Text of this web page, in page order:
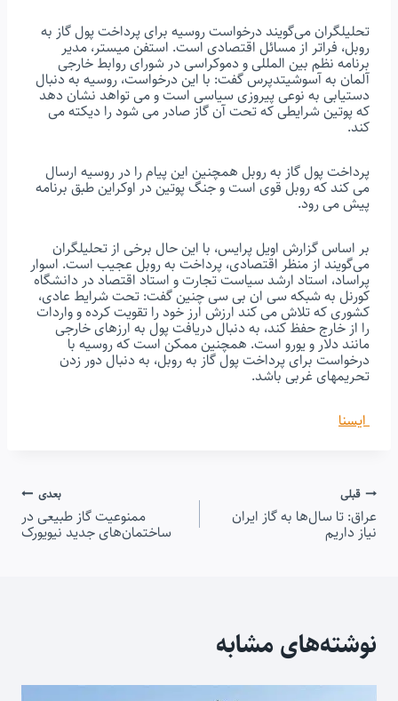
تحلیلگران می‌گویند درخواست روسیه برای پرداخت پول گاز به
روبل، فراتر از مسائل اقتصادی است. استفن میستر، مدیر
برنامه نظم بین المللی و دموکراسی در شورای روابط خارجی
آلمان به آسوشیتدپرس گفت: با این درخواست، روسیه به دنبال
دستیابی به نوعی پیروزی سیاسی است و می ‌تواهد نشان دهد
که پوتین شرایطی که تحت آن گاز صادر می شود را دیکته می
کند.
پرداخت پول گاز به روبل همچنین این پیام را در روسیه ارسال
می کند که روبل قوی است و جنگ پوتین در اوکراین طبق برنامه
پیش می رود.
بر اساس گزارش اویل پرایس، با این حال برخی از تحلیلگران
می‌گویند از منظر اقتصادی، پرداخت به روبل عجیب است. اسوار
پراساد، استاد ارشد سیاست تجارت و استاد اقتصاد در دانشگاه
کورنل به شبکه سی ان بی سی چنین گفت: تحت شرایط عادی،
کشوری که تلاش می کند ارزش ارز خود را تقویت کرده و واردات
را از خارج حفظ کند، به دنبال دریافت پول به ارزهای خارجی
مانند دلار و یورو است. همچنین ممکن است که روسیه با
درخواست برای پرداخت پول گاز به روبل، به دنبال دور زدن
تحریمهای غربی باشد.
ایسنا
راهبری
نوشته
قبلی
عراق: تا سال‌ها به گاز ایران
نیاز داریم
بعدی
ممنوعیت گاز طبیعی در
ساختمان‌های جدید نیویورک
نوشته‌های مشابه